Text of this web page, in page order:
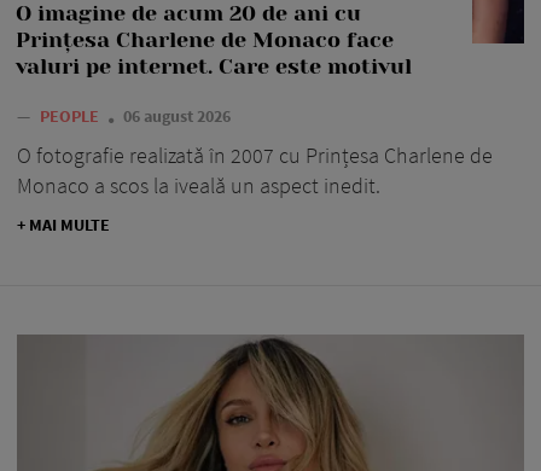
O imagine de acum 20 de ani cu
Prințesa Charlene de Monaco face
valuri pe internet. Care este motivul
— PEOPLE 06 august 2026
O fotografie realizată în 2007 cu Prințesa Charlene de
Monaco a scos la iveală un aspect inedit.
+ MAI MULTE